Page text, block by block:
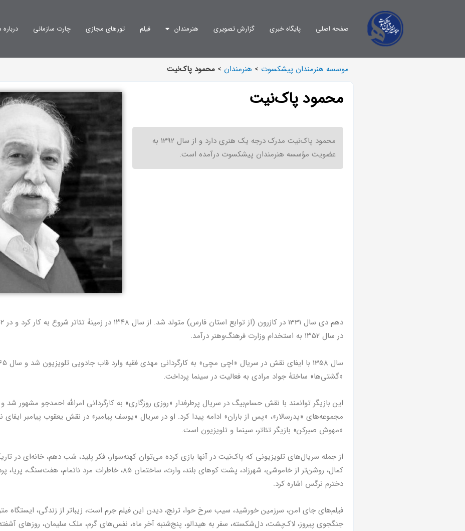
صفحه اصلی پایگاه خبری گزارش تصویری هنرمندان فیلم تورهای مجازی چارت سازمانی درباره
موسسه هنرمندان پیشکسوت > هنرمندان > محمود پاک‌نیت
محمود پاک‌نیت
محمود پاک‌نیت مدرک درجه یک هنری دارد و از سال 1392 به
عضویت مؤسسه هنرمندان پیشکسوت درآمده است.
در سال ۱۳۵۲ به استخدام وزارت فرهنگ‌و‌هنر درآمد.
«گشتی‌ها» ساختۀ جواد مرادی به فعالیت در سینما پرداخت.
این بازیگر توانمند با نقش حسام‌بیگ در سریال پرطرفدار «روزی روزگاری» به کارگردانی امرالله احمدجو مشهور شد
مجموعه‌های «پدرسالار»، «پس از باران» ادامه پیدا کرد. او در سریال «یوسف پیامبر» در نقش یعقوب پیامبر
«مهوش صبرکن» بازیگر تئاتر، سینما و تلویزیون است.
از جمله سریال‌های تلویزیونی که پاک‌نیت در آنها بازی کرده می‌توان کهنه‌سوار، فکر پلید، شب دهم، خانه‌ای در
کمال، روشن‌تر از خاموشی، شهرزاد، پشت کوهای بلند، وارث، ساختمان ۸۵، خاطرات
دخترم نرگس اشاره کرد.
فیلم‌های جای امن، سرزمین خورشید، سیب سرخ حوا، ترنج، دیدن این فیلم جرم است، زیباتر از زندگی، ایستگاه
جنگجوی پیروز، لاک‌پشت، دل‌شکسته، سفر به هیدالو، پنج‌شنبه آخر ماه، نفس‌های گرم، ملک سلیمان، روزهای